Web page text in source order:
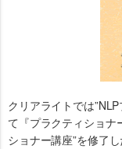
クリアライトでは
て『プラクティショナ
ショナー講座”を修了